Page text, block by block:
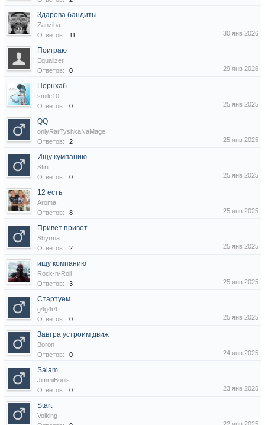
Здарова бандиты
Zanziba
Ответов:
11 30 янв 2026
Поиграю
Equalizer
Ответов:
0 29 янв 2026
Порнхаб
smile10
Ответов:
0 25 янв 2025
QQ
onlyRarTyshkaNaMage
Ответов:
2 25 янв 2025
Ищу кумпанию
Stirit
Ответов:
0 25 янв 2025
12 есть
Aroma
Ответов:
8 25 янв 2025
Привет привет
Shyrma
Ответов:
2 25 янв 2025
ищу компанию
Rock-n-Roll
Ответов:
3 25 янв 2025
Стартуем
g4g4r4
Ответов:
0 25 янв 2025
Завтра устроим движ
Boron
Ответов:
0 24 янв 2025
Salam
JimmiBools
Ответов:
0 23 янв 2025
Start
Volking